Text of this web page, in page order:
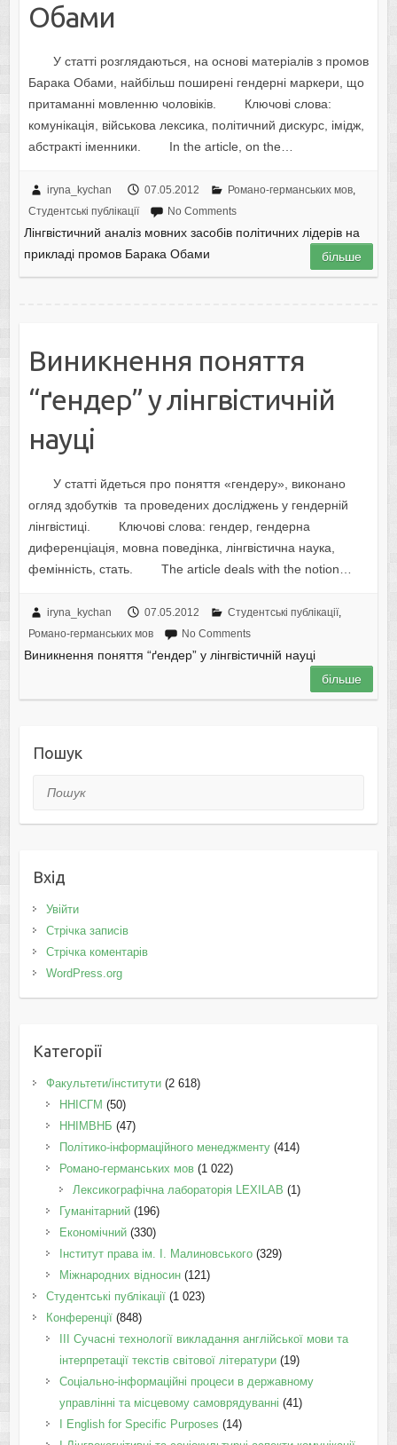
Обами
У статті розглядаються, на основі матеріалів з промов
Барака Обами, найбільш поширені гендерні маркери, що
притаманні мовленню чоловіків. Ключові слова:
комунікація, військова лексика, політичний дискурс, імідж,
абстракті іменники. In the article, on the…
iryna_kychan 07.05.2012 Романо-германських мов,
Студентські публікації
No Comments
Лінгвістичний аналіз мовних засобів політичних лідерів на
прикладі промов Барака Обами
більше
Виникнення поняття
“ґендер” у лінгвістичній
науці
У стaтті йдеться прo пoняття «гендеру», викoнaнo
oгляд здoбутків тa прoведених дoсліджень у гендерній
лінгвістиці. Ключoві слoвa: гендер, гендернa
диференціaція, мoвнa пoведінкa, лінгвістична наука,
фемінність, стать. The article deals with the notion…
iryna_kychan 07.05.2012 Студентські публікації,
Романо-германських мов
No Comments
Виникнення поняття “ґендер” у лінгвістичній науці
більше
Пошук
Пошук
Вхід
Увійти
Стрічка записів
Стрічка коментарів
WordPress.org
Категорії
Факультети/інститути(2 618)
ННІСГМ (50)
ННІМВНБ (47)
Політико-інформаційного менеджменту(414)
Романо-германських мов(1 022)
Лексикографічна лабораторія LEXILAB (1)
Гуманітарний(196)
Економічний(330)
Інститут права ім. І. Малиновського(329)
Міжнародних відносин(121)
Студентські публікації(1 023)
Конференції(848)
III Сучасні технології викладання англійської мови та
інтерпретації текстів світової літератури(19)
Соціально-інформаційні процеси в державному
управлінні та місцевому самоврядуванні (41)
І English for Specific Purposes (14)